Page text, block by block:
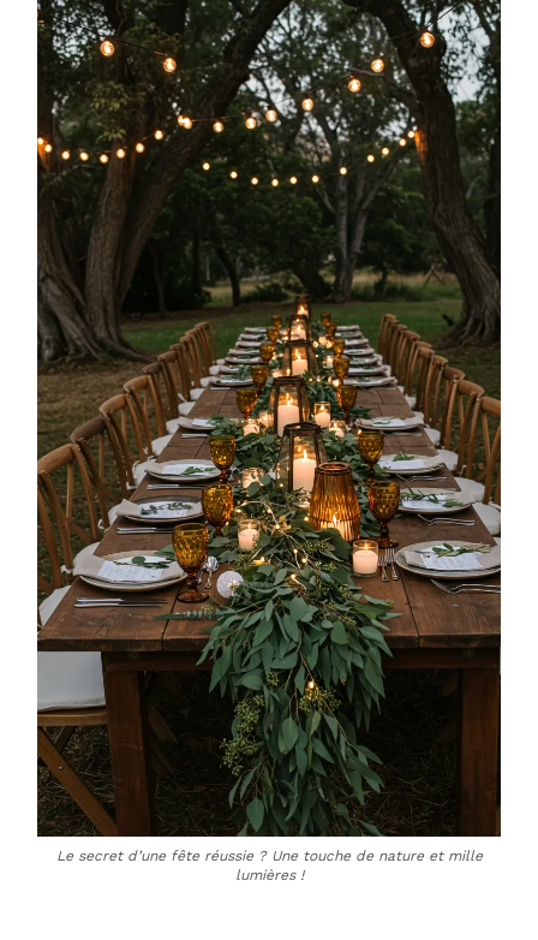
Le secret d’une fête réussie ? Une touche de nature et mille
lumières !